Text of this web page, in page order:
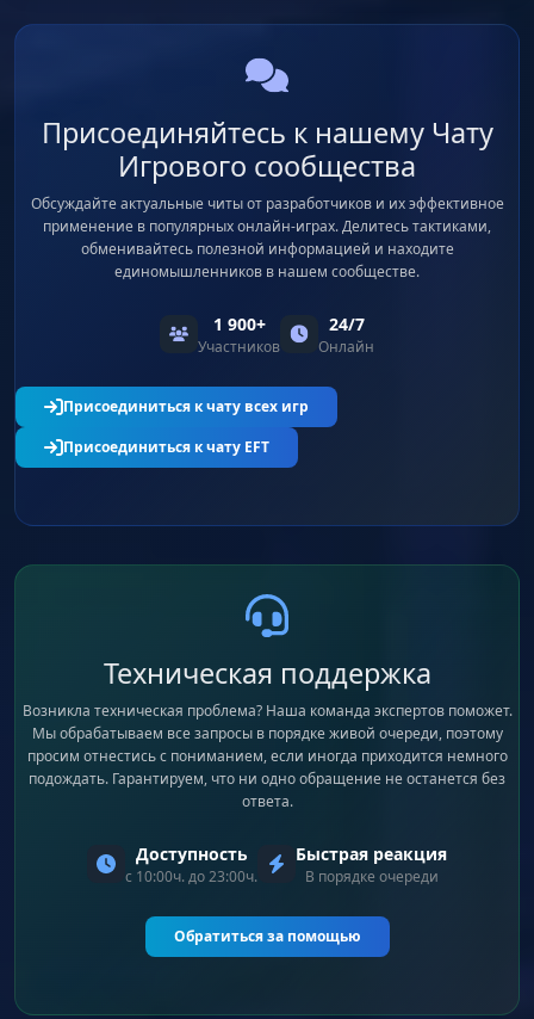
Присоединяйтесь к нашему Чату
Игрового сообщества
Обсуждайте актуальные читы от разработчиков и их эффективное
применение в популярных онлайн-играх. Делитесь тактиками,
обменивайтесь полезной информацией и находите
единомышленников в нашем сообществе.
1 900+
Участников
24/7
Онлайн
Присоединиться к чату всех игр
Присоединиться к чату EFT
Техническая поддержка
Возникла техническая проблема? Наша команда экспертов поможет.
Мы обрабатываем все запросы в порядке живой очереди, поэтому
просим отнестись с пониманием, если иногда приходится немного
подождать. Гарантируем, что ни одно обращение не останется без
ответа.
Доступность
с 10:00ч. до 23:00ч.
Быстрая реакция
В порядке очереди
Обратиться за помощью